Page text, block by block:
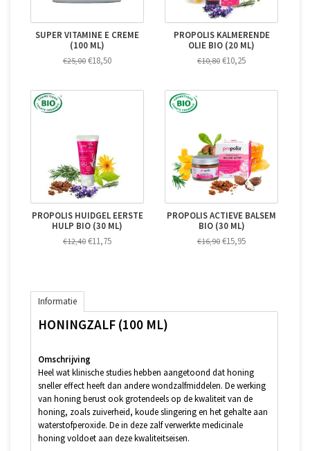
SUPER VITAMINE E CREME
(100 ML)
€25,00 €18,50
PROPOLIS KALMERENDE
OLIE BIO (20 ML)
€10,80 €10,25
PROPOLIS HUIDGEL EERSTE
HULP BIO (30 ML)
€12,40 €11,75
PROPOLIS ACTIEVE BALSEM
BIO (30 ML)
€16,90 €15,95
Informatie
HONINGZALF (100 ML)
Omschrijving
Heel wat klinische studies hebben aangetoond dat honing
sneller effect heeft dan andere wondzalfmiddelen. De werking
van honing berust ook grotendeels op de kwaliteit van de
honing, zoals zuiverheid, koude slingering en het gehalte aan
waterstofperoxide. De in deze zalf verwerkte medicinale
honing voldoet aan deze kwaliteitseisen.